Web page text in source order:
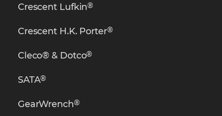
Crescent Lufkin®
Crescent H.K. Porter®
Cleco® & Dotco®
SATA®
GearWrench®